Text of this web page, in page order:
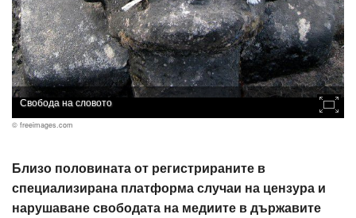
Свобода на словото
© freeimages.com
Близо половината от регистрираните в
специализирана платформа случаи на цензура и
нарушаване свободата на медиите в държавите